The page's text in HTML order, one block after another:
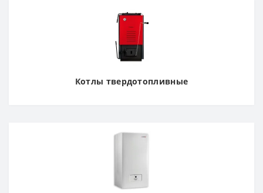
Котлы твердотопливные